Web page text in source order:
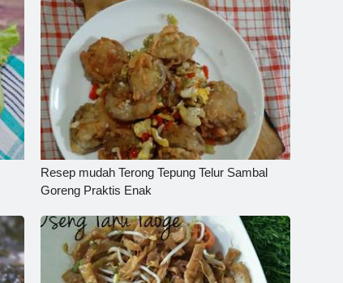
Resep mudah Terong Tepung Telur Sambal
Goreng Praktis Enak